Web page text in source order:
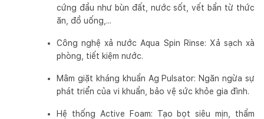
cứng đầu như bùn đất, nước sốt, vết bẩn từ thức
ăn, đồ uống,...
Công nghệ xả nước Aqua Spin Rinse: Xả sạch xà
phòng, tiết kiệm nước.
Mâm giặt kháng khuẩn Ag Pulsator: Ngăn ngừa sự
phát triển của vi khuẩn, bảo vệ sức khỏe gia đình.
Hệ thống Active Foam: Tạo bọt siêu mịn, thẩm